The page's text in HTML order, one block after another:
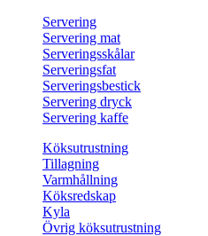
Servering
Servering mat
Serveringsskålar
Serveringsfat
Serveringsbestick
Servering dryck
Servering kaffe
Köksutrustning
Tillagning
Varmhållning
Köksredskap
Kyla
Övrig köksutrustning